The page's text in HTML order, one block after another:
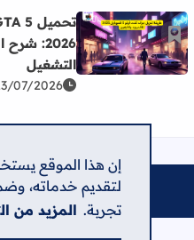
إن هذا الموقع
لتقديم خدماته،
تجربة. المزيد من
حزم مميزة، وتخفيضات كبرى
أضف إلى العلامات المرجعية
اقرأ المزيد عن تحميل GTA 5 للاندرويد والايفون 2026: شرح التثبيت الكامل ومتطلبات التشغيل
2026:
التشغيل
07/2026